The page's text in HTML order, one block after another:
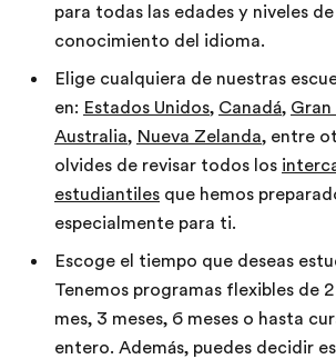
para todas las edades y niveles de
conocimiento del idioma.
Elige cualquiera de nuestras
en: Estados Unidos, Canadá, Gran
Australia, Nueva Zelanda, entre
olvides de revisar todos los
estudiantiles que hemos
especialmente para ti.
Escoge el tiempo que deseas
Tenemos programas flexibles de 2
mes, 3 meses, 6 meses o hasta
entero. Además, puedes decidir